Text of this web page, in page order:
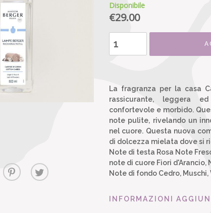
Disponibile
€29.00
La fragranza per la casa
rassicurante, leggera
confortevole e morbido.
note pulite, rivelando un
nel cuore. Questa nuova
di dolcezza mielata dove si
Note di testa Rosa Note
note di cuore Fiori d'Arancio,
Note di fondo Cedro, Muschi,
INFORMAZIONI